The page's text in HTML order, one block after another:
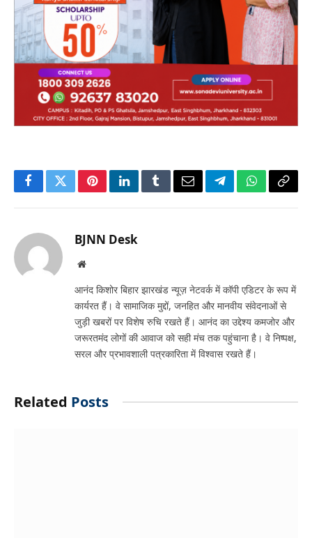
FacebookTwitterPinterestLinkedInTumblrEmailTelegramWhatsApp
Copy
BJNN Desk
Website
आनंद किशोर बिहार झारखंड न्यूज़ नेटवर्क में कॉपी एडिटर के रूप में
कार्यरत हैं। वे सामाजिक मुद्दों, जनहित और मानवीय संवेदनाओं से
जुड़ी खबरों पर विशेष रुचि रखते हैं। आनंद का उद्देश्य कमजोर और
जरूरतमंद लोगों की आवाज को सही मंच तक पहुंचाना है। वे निष्पक्ष,
सरल और प्रभावशाली पत्रकारिता में विश्वास रखते हैं।
Related Posts